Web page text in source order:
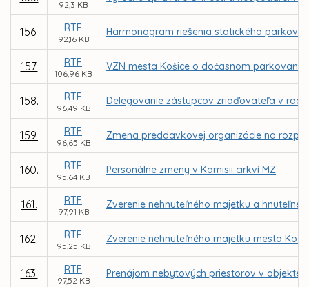
92,3 KB
156. RTF
92,16 KB
Harmonogram riešenia statického
157. RTF
106,96 KB
VZN mesta Košice o dočasnom parkovaní
158. RTF
96,49 KB
Delegovanie zástupcov zriaďovateľa v
159. RTF
96,65 KB
Zmena preddavkovej organizácie na
160. RTF
95,64 KB
Personálne zmeny v Komisii cirkví MZ
161. RTF
97,91 KB
Zverenie nehnuteľného majetku a
162. RTF
95,25 KB
Zverenie nehnuteľného majetku mesta
163. RTF
97,52 KB
Prenájom nebytových priestorov v objekte